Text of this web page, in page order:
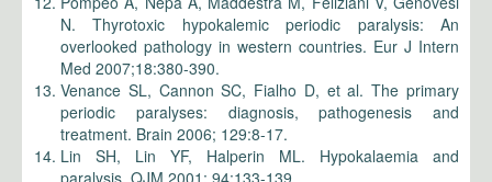
N. Thyrotoxic hypokalemic periodic paralysis: An
overlooked pathology in western countries. Eur J Intern
Med 2007;18:380-390.
Venance SL, Cannon SC, Fialho D, et al. The primary
periodic paralyses: diagnosis, pathogenesis and
treatment. Brain 2006; 129:8-17.
Lin SH, Lin YF, Halperin ML. Hypokalaemia and
paralysis. QJM 2001; 94:133-139.